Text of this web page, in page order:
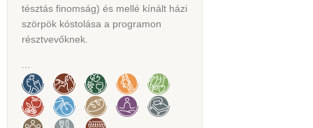
tésztás finomság) és mellé kínált házi
szörpök kóstolása a programon
résztvevőknek.
...